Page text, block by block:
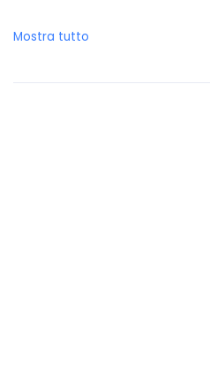
Brasile
Mostra tutto